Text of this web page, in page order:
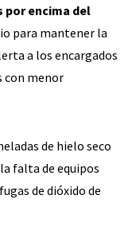
por encima del
para mantener la
a los encargados
con menor
de hielo seco
falta de equipos
de dióxido de